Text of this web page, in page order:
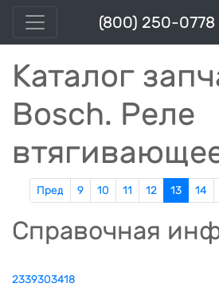
(800) 250-0778
Каталог
Bosch. Реле
Пред 9 10 11 12 13 14
Справочная
2339303418